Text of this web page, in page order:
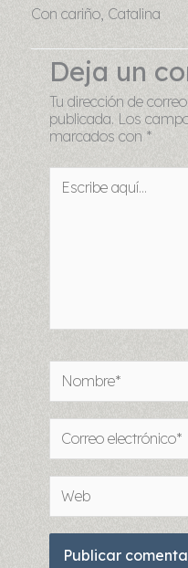
Con cariño, Catalina
Deja un
Tu dirección de
publicada. Los
marcados con *
aquí...
electrónico*